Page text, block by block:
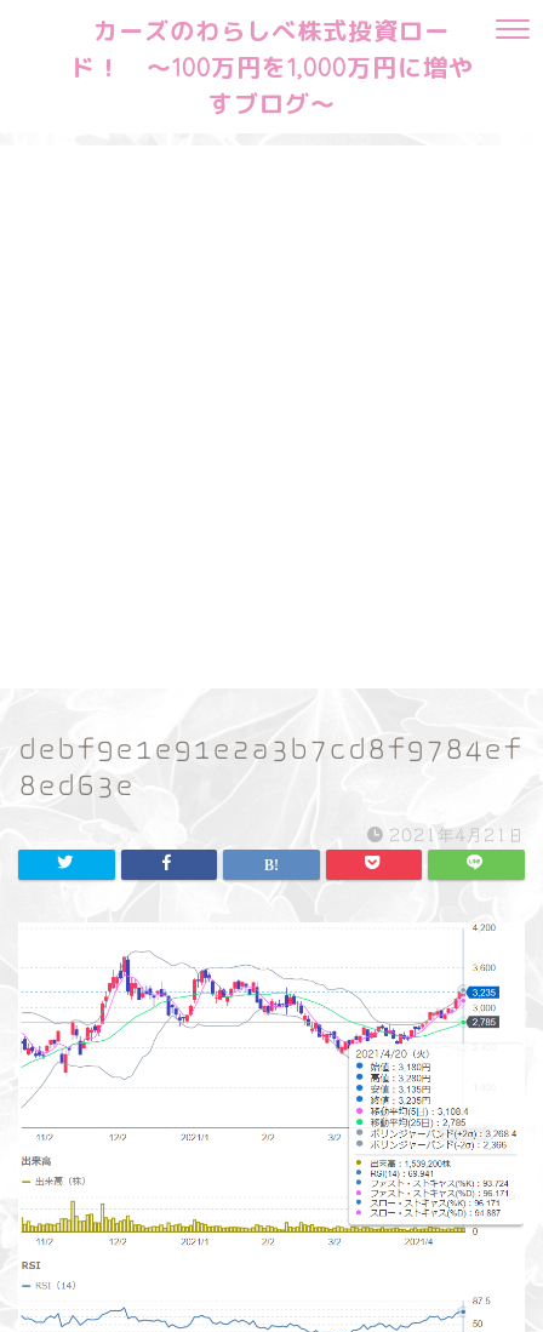
カーズのわらしべ株式投資ロー
ド！ ～100万円を1,000万円に増や
すブログ～
debf9e1e91e2a3b7cd8f9784ef
8ed63e
2021年4月21日